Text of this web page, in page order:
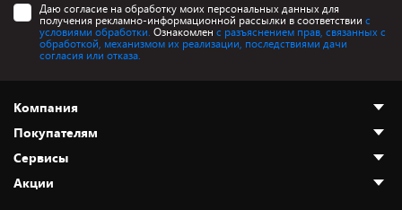
Даю согласие на обработку моих персональных данных для
получения рекламно-информационной рассылки в соответствии с
условиями обработки. Ознакомлен с разъяснением прав, связанных с
обработкой, механизмом их реализации, последствиями дачи
согласия или отказа.
Компания
О нас
Адреса магазинов
Новости
Покупателям
Как сделать заказ
Оплата и доставка
Сервисы
Акции